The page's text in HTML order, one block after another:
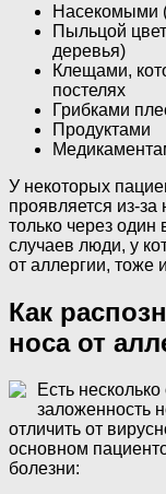
Насекомыми
Пыльцой
деревья)
Клещами,
постелях
Грибками
Продуктами
У некоторых
проявляется из-за
только через
случаев люди, у
от аллергии,
Как
носа от
Есть
заложенность
отличить от
основном
болезни: